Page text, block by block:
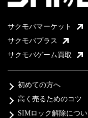
サクモバマーケット
サクモバプラス
サクモバゲーム買取
初めての方へ
高く売るためのコツ
SIMロック解除につい